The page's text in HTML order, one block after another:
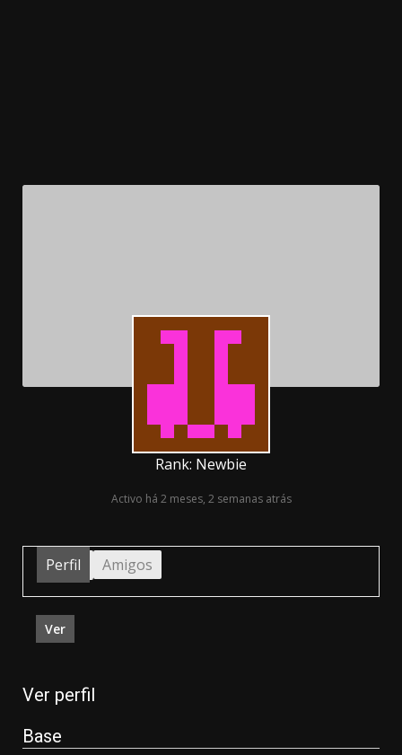
Rank: Newbie
Activo há 2 meses, 2 semanas atrás
Perfil Amigos
Ver
Ver perfil
Base